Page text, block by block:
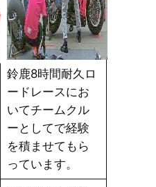
鈴鹿8時間耐久ロ
ードレースにお
いてチームクル
ーとしてで経験
を積ませてもら
っています。